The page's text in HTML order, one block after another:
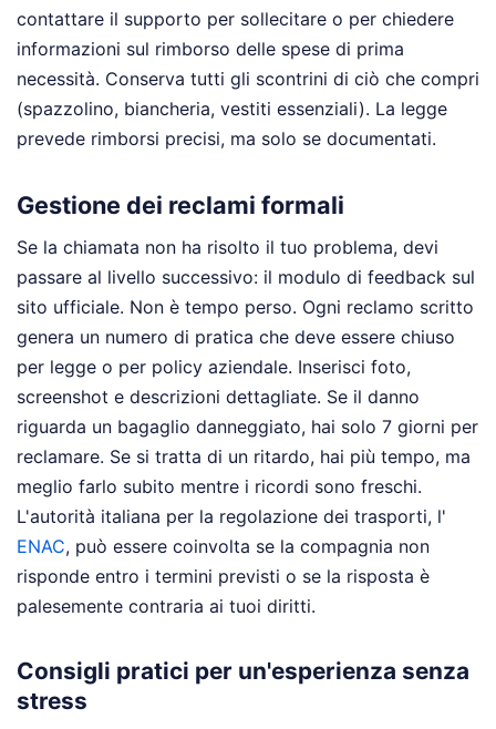
contattare il supporto per sollecitare o per chiedere
informazioni sul rimborso delle spese di prima
necessità. Conserva tutti gli scontrini di ciò che compri
(spazzolino, biancheria, vestiti essenziali). La legge
prevede rimborsi precisi, ma solo se documentati.
Gestione dei reclami formali
Se la chiamata non ha risolto il tuo problema, devi
passare al livello successivo: il modulo di feedback sul
sito ufficiale. Non è tempo perso. Ogni reclamo scritto
genera un numero di pratica che deve essere chiuso
per legge o per policy aziendale. Inserisci foto,
screenshot e descrizioni dettagliate. Se il danno
riguarda un bagaglio danneggiato, hai solo 7 giorni per
reclamare. Se si tratta di un ritardo, hai più tempo, ma
meglio farlo subito mentre i ricordi sono freschi.
L'autorità italiana per la regolazione dei trasporti, l'
ENAC, può essere coinvolta se la compagnia non
risponde entro i termini previsti o se la risposta è
palesemente contraria ai tuoi diritti.
Consigli pratici per un'esperienza senza
stress